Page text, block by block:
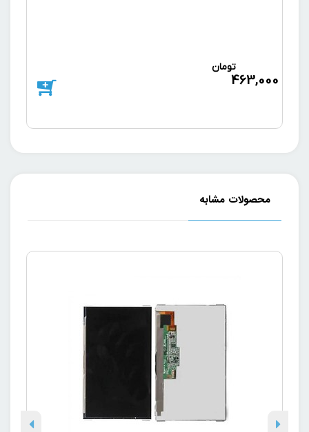
463,000
تومان
محصولات مشابه